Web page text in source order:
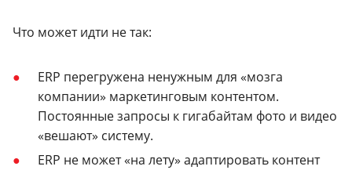
Что может идти не так:
ERP перегружена ненужным для «мозга
компании» маркетинговым контентом.
Постоянные запросы к гигабайтам фото и видео
«вешают» систему.
ERP не может «на лету» адаптировать контент